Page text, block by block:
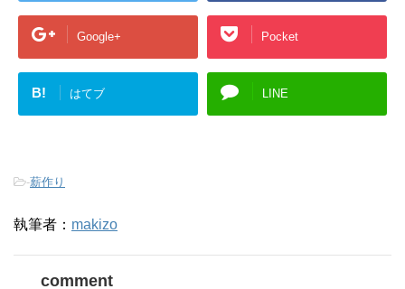
Google+ Pocket
B! はてブ LINE
-薪作り
執筆者： makizo
comment